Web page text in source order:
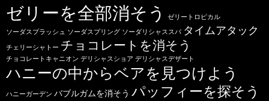
ゼリーを全部消そう
ゼリートロピカル
ソーダスプラッシュ ソーダスプリング ソーダリシャススパ タイムアタック
チェリーシャトー チョコレートを消そう
チョコレートキャニオン デリシャスショア デリシャスデザート
ハニーの中からベアを見つけよう
ハニーガーデン バブルガムを消そう パッフィーを探そう